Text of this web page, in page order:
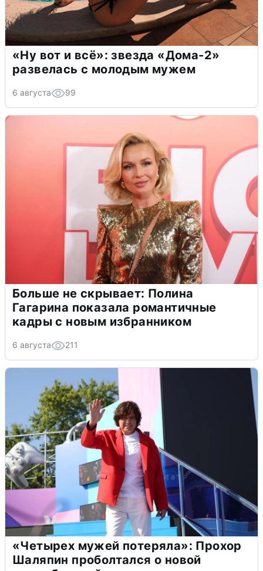
«Ну вот и всё»: звезда «Дома-2»
развелась с молодым мужем
6 августа 99
Больше не скрывает: Полина
Гагарина показала романтичные
кадры с новым избранником
6 августа 211
«Четырех мужей потеряла»: Прохор
Шаляпин проболтался о новой